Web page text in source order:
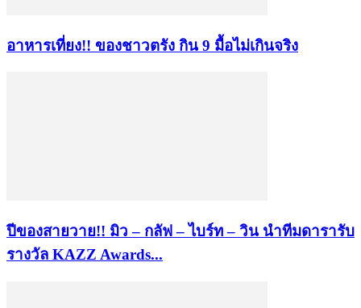
อาหารเที่ยง!! ของชาวตรัง กิน 9 มื้อไม่เกินจริง
ปีของสายวาย!! มิว – กลัฟ – ไบร์ท – วิน นำทีมดารารับ
รางวัล KAZZ Awards...